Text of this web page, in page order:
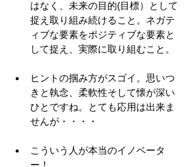
はなく、未来の目的(目標）として
捉え取り組み続けること。ネガテ
ィブな要素をポジティブな要素と
して捉え、実際に取り組むこと。
ヒントの掴み方がスゴイ。思いつ
きと執念、柔軟性そして懐が深い
ひとですね。とても応用は出来ま
せんが・・・・
こういう人が本当のイノベータ